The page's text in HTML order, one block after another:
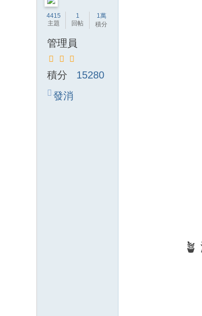
4415
主題
1
回帖
1萬
積分
管理員
積分
15280
發消
🪴